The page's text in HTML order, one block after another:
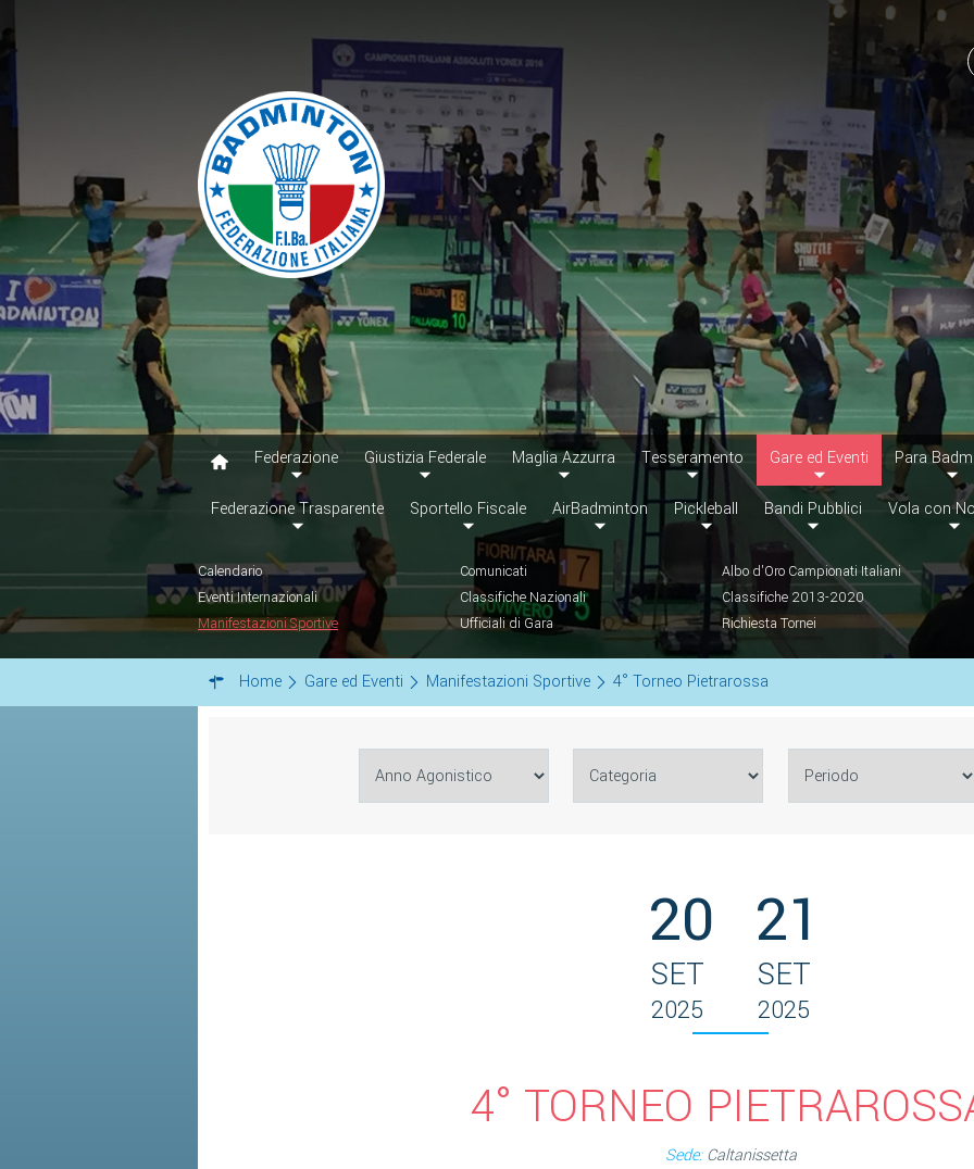
Federazione Giustizia Federale Maglia Azzurra Tesseramento Gare ed Eventi Para
Federazione Trasparente Sportello Fiscale AirBadminton Pickleball Bandi Pubblici Vola con
Calendario Comunicati
Albo d'Oro Campionati Italiani
Eventi Internazionali
Classifiche Nazionali
Classifiche 2013-2020
Manifestazioni Sportive
Ufficiali di Gara Richiesta Tornei
Home Gare ed Eventi Manifestazioni Sportive 4° Torneo Pietrarossa
20
SET
2025
21
SET
2025
4° TORNEO
Sede:Caltanissetta